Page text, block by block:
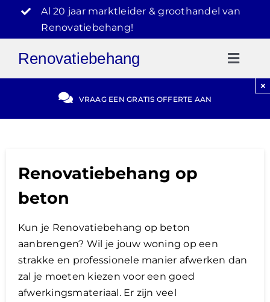
inhoud
Al 20 jaar marktleider & groothandel van
Renovatiebehang!
Renovatiebehang
Gratis Offerte
Video Reviews
VRAAG EEN GRATIS OFFERTE AAN
×
Renovatiebehang op
beton
Kun je Renovatiebehang op beton
aanbrengen? Wil je jouw woning op een
strakke en professionele manier afwerken dan
zal je moeten kiezen voor een goed
afwerkingsmateriaal. Er zijn veel